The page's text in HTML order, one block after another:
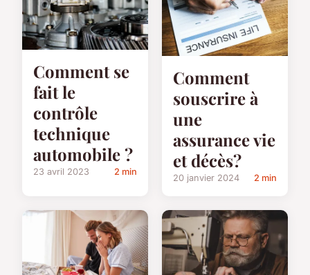
Comment se
fait le
contrôle
technique
automobile ?
23 avril 2023 2 min
Comment
souscrire à
une
assurance vie
et décès?
20 janvier 2024 2 min